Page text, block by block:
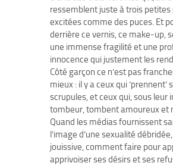
ressemblent juste à trois petites
excitées comme des puces. Et
derrière ce vernis, ce make-up,
une immense fragilité et une
innocence qui justement les
Côté garçon ce n’est pas
mieux : il y a ceux qui ‘prennent’
scrupules, et ceux qui, sous leur
tombeur, tombent amoureux et
Quand les médias fournissent
l’image d’une sexualité
jouissive, comment faire pour
apprivoiser ses désirs et ses